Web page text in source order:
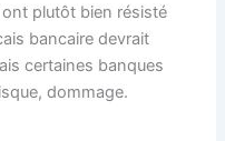
plutôt bien résisté
bancaire devrait
certaines banques
dommage.